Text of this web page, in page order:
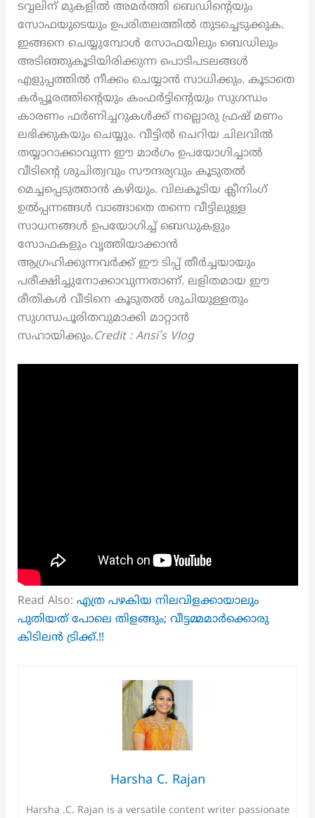
ടവ്വലിന് മുകളിൽ അമർത്തി ബെഡിന്റെയും
സോഫയുടെയും ഉപരിതലത്തിൽ തുടച്ചെടുക്കുക.
ഇങ്ങനെ ചെയ്യുമ്പോൾ സോഫയിലും ബെഡിലും
അടിഞ്ഞുകൂടിയിരിക്കുന്ന പൊടിപടലങ്ങൾ
എളുപ്പത്തിൽ നീക്കം ചെയ്യാൻ സാധിക്കും. കൂടാതെ
കർപ്പൂരത്തിന്റെയും കംഫർട്ടിന്റെയും സുഗന്ധം
കാരണം ഫർണിച്ചറുകൾക്ക് നല്ലൊരു ഫ്രഷ് മണം
ലഭിക്കുകയും ചെയ്യും. വീട്ടിൽ ചെറിയ ചിലവിൽ
തയ്യാറാക്കാവുന്ന ഈ മാർഗം ഉപയോഗിച്ചാൽ
വീടിന്റെ ശുചിത്വവും സൗന്ദര്യവും കൂടുതൽ
മെച്ചപ്പെടുത്താൻ കഴിയും. വിലകൂടിയ ക്ലീനിംഗ്
ഉൽപ്പന്നങ്ങൾ വാങ്ങാതെ തന്നെ വീട്ടിലുള്ള
സാധനങ്ങൾ ഉപയോഗിച്ച് ബെഡുകളും
സോഫകളും വൃത്തിയാക്കാൻ
ആഗ്രഹിക്കുന്നവർക്ക് ഈ ടിപ്പ് തീർച്ചയായും
പരീക്ഷിച്ചുനോക്കാവുന്നതാണ്. ലളിതമായ ഈ
രീതികൾ വീടിനെ കൂടുതൽ ശുചിയുള്ളതും
സുഗന്ധപൂരിതവുമാക്കി മാറ്റാൻ
സഹായിക്കും.Credit : Ansi’s Vlog
Read Also: എത്ര പഴകിയ നിലവിളക്കായാലും
പുതിയത് പോലെ തിളങ്ങും; വീട്ടമ്മമാർക്കൊരു
കിടിലൻ ട്രിക്ക്.!!
Harsha C. Rajan
Harsha .C. Rajan is a versatile content writer passionate